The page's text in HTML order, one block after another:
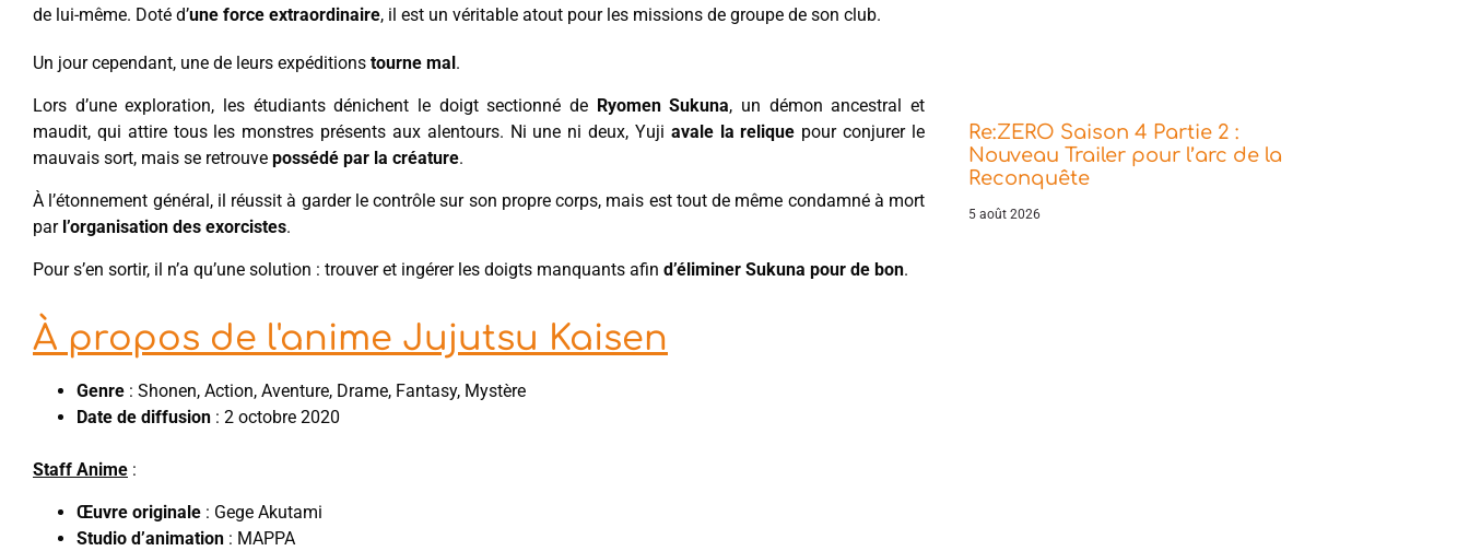
de lui-même. Doté d’une force extraordinaire, il est un véritable atout pour les missions de groupe de son club.
Un jour cependant, une de leurs expéditions tourne mal .
Lors d’une exploration, les étudiants dénichent le doigt sectionné de Ryomen Sukuna, un démon ancestral et
maudit, qui attire tous les monstres présents aux alentours. Ni une ni deux, Yuji avale la relique pour conjurer le
mauvais sort, mais se retrouve possédé par la créature.
À l’étonnement général, il réussit à garder le contrôle sur son propre corps, mais est tout de même condamné à mort
par l’organisation des exorcistes.
Pour s’en sortir, il n’a qu’une solution : trouver et ingérer les doigts manquants afin d’éliminer Sukuna pour de bon.
À propos de l'anime Jujutsu Kaisen
Genre : Shonen, Action, Aventure, Drame, Fantasy, Mystère
Date de diffusion : 2 octobre 2020
Staff Anime :
Œuvre originale : Gege Akutami
Studio d’animation : MAPPA
Re:ZERO Saison 4 Partie 2 :
Nouveau Trailer pour l’arc de la
Reconquête
5 août 2026